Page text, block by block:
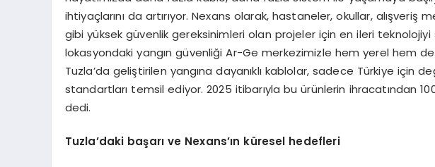
ihtiyaçlarını da artırıyor. Nexans olarak, hastaneler, okullar, alışveriş
gibi yüksek güvenlik gereksinimleri olan projeler için en ileri teknolojiyi
lokasyondaki yangın güvenliği Ar-Ge merkezimizle hem yerel hem
Tuzla’da geliştirilen yangına dayanıklı kablolar, sadece Türkiye için
standartları temsil ediyor. 2025 itibarıyla bu ürünlerin ihracatından
dedi.
Tuzla’daki başarı ve Nexans’ın küresel hedefleri